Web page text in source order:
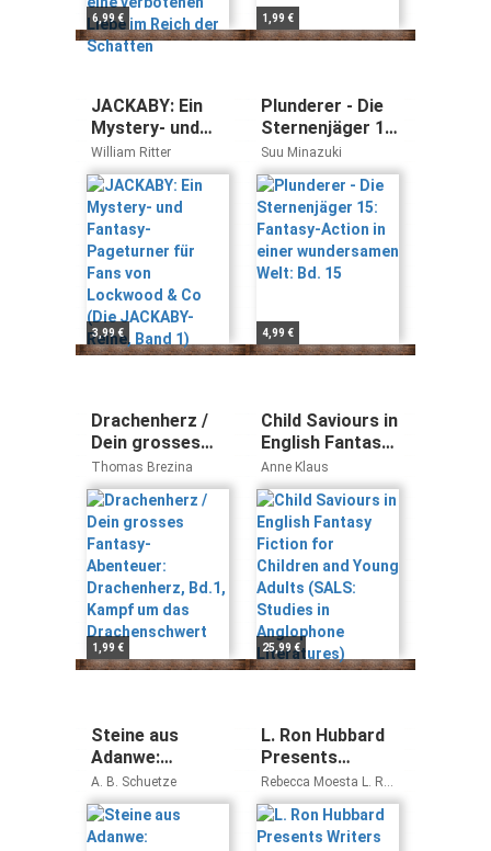
6,99 € 1,99 €
JACKABY: Ein
Mystery- und
Fantasy-
Pageturner für
Fans von
Lockwood & Co
(Die JACKABY-
Reihe, Band 1)
William Ritter
3,99 €
Plunderer - Die
Sternenjäger 15:
Fantasy-Action
in einer
wundersamen
Welt: Bd. 15
Suu Minazuki
4,99 €
Drachenherz /
Dein grosses
Fantasy-
Abenteuer:
Drachenherz,
Bd.1, Kampf um
das
Drachenschwert
Thomas Brezina
1,99 €
Child Saviours in
English Fantasy
Fiction for
Children and
Young Adults
(SALS: Studies
in Anglophone
Literatures)
Anne Klaus
25,99 €
Steine aus
Adanwe:
Fantasyroman
A. B. Schuetze
L. Ron Hubbard
Presents
Writers of the
Future Volume
35: Bestselling
Anthology of
Rebecca Moesta L. Ron
Hubbard